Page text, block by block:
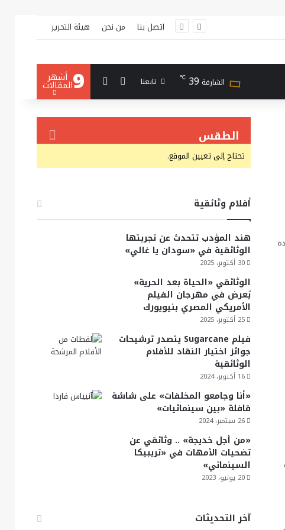
اتصل بنا من نحن هيئة التحرير
الشارقة 39
℃ تابعنا إضافة عمود جانبي
بحث عن
9 أشهر
المقالات
الطقس
تحتاج إلى تعيين الموقع.
أفلام وثائقية
هند المؤدب تتحدث عن تجربتها
الوثائقية في «سودان يا غالي»
30 أكتوبر، 2025
الوثائقي «الحياة بعد الحرية»
يُعرض في مهرجان الفيلم
الأمريكي المصري بنيويورك
25 أكتوبر، 2025
فيلم Sugarcane يتصدر ترشيحات
جوائز اختيار النقاد للأفلام
الوثائقية
16 أكتوبر، 2024
«أنا وجامعو المخلفات» على شاشة
قافلة «بين سينمائيات»
26 سبتمبر، 2024
«من أجل خديجة» .. وثائقي عن
تضحيات الأمهات في «تريبيكا
السينمائي»
20 يونيو، 2023
آخر التحديثات